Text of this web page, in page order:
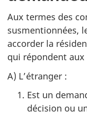
Aux termes des
susmentionnées,
accorder la
qui répondent
A) L’étranger :
Est un
décision ou